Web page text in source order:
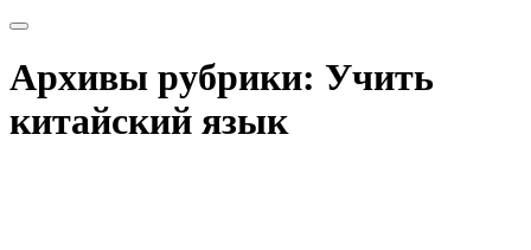
Главное
Архивы рубрики: Учить
китайский язык